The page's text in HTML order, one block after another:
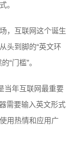
。
，互联网这个诞生
头到脚的“英文环
“门槛”。
当年互联网最重要
需要输入英文形式
用热情和应用广